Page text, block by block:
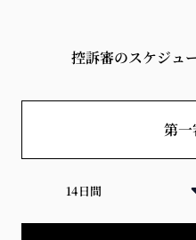
控訴審のスケジュ
第
14日間